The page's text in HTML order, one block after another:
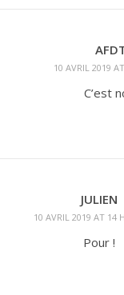
10 AVRIL 2019
C’est
JULIEN
10 AVRIL 2019 AT 14
Pour !